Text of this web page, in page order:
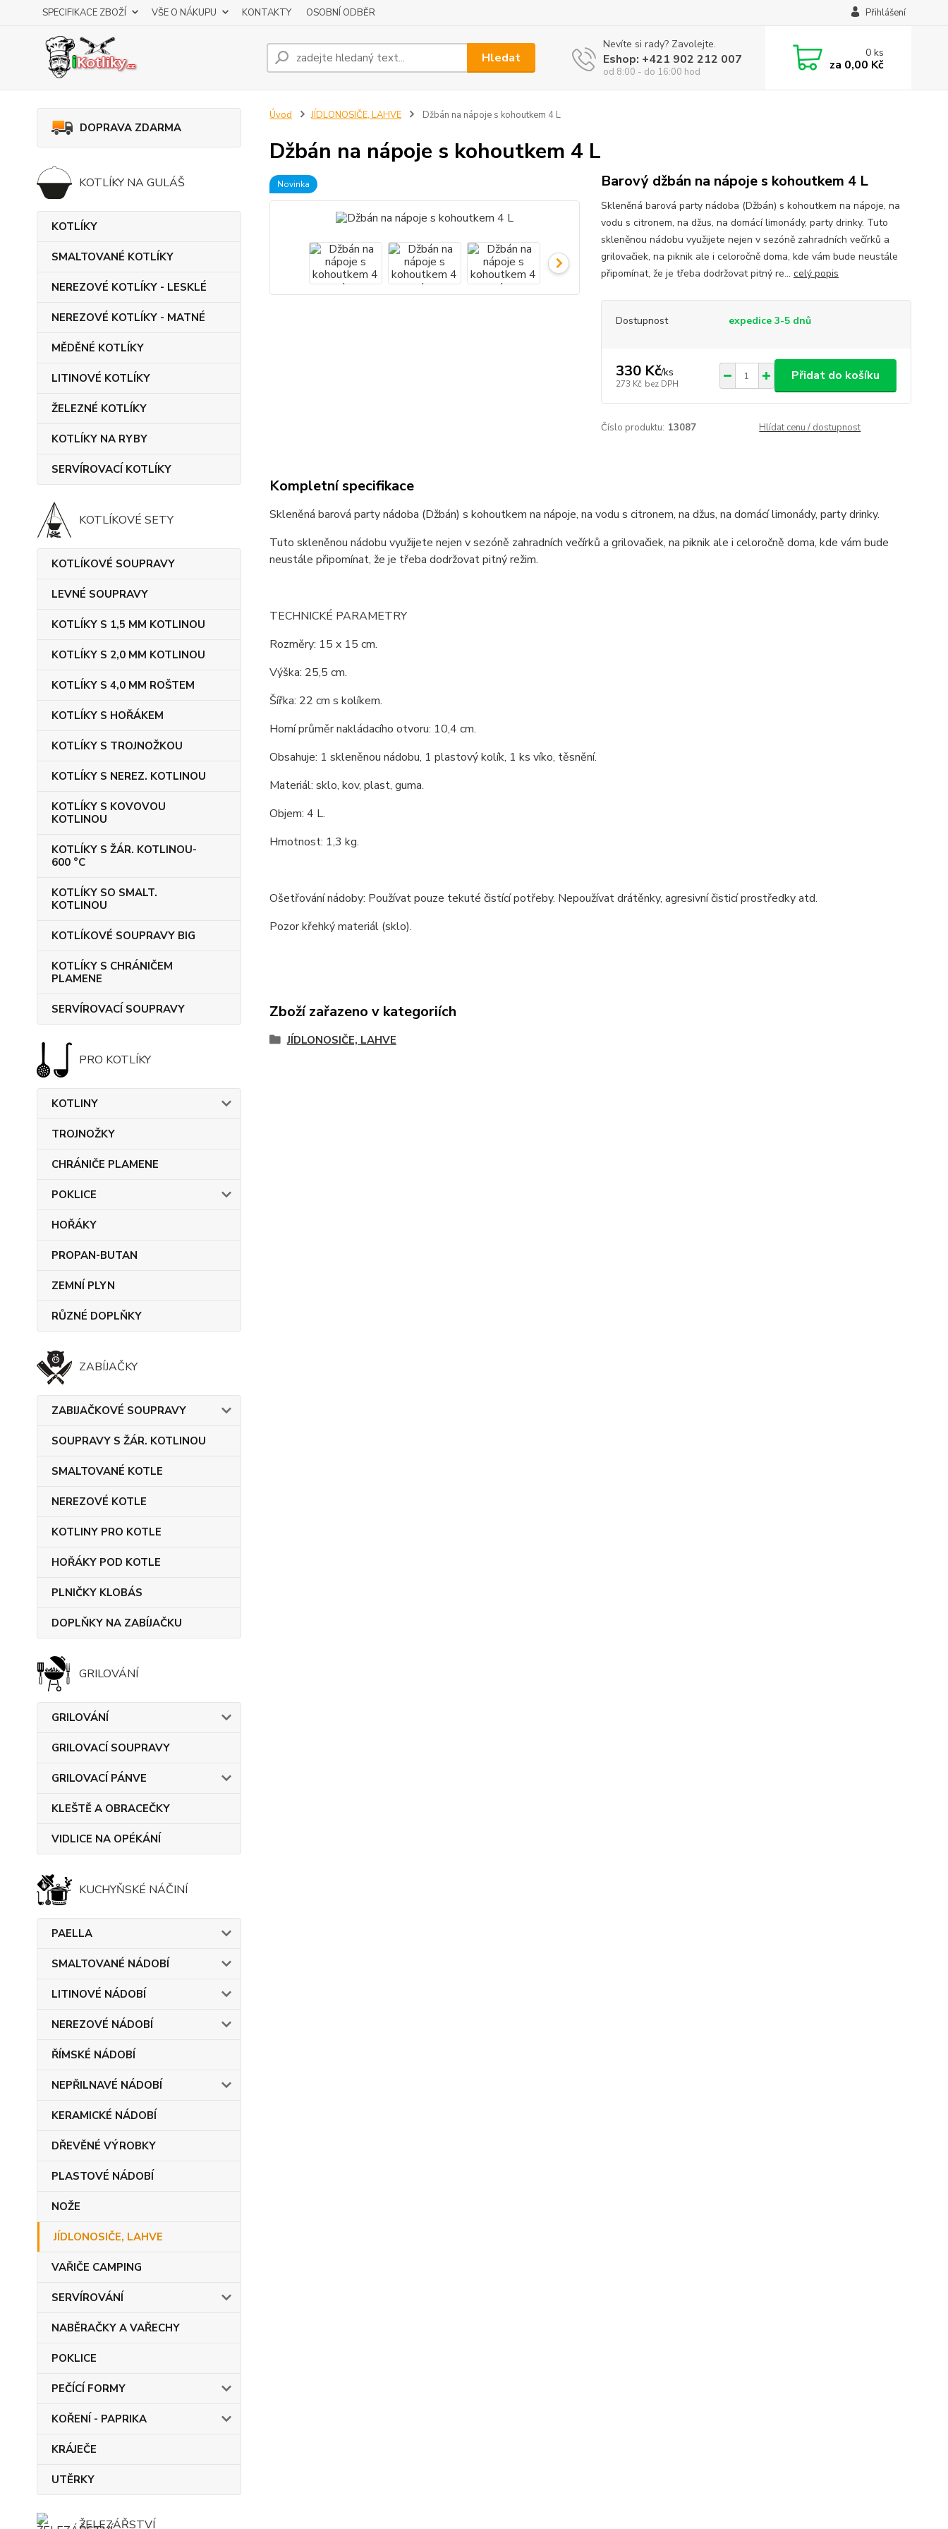
SPECIFIKACE ZBOŽÍ VŠE O NÁKUPU KONTAKTY OSOBNÍ ODBĚR Přihlášení
Hledat
Nevíte si rady? Zavolejte.
Eshop: +421 902 212 007
od 8:00 - do 16:00 hod
0ks
za 0,00 Kč
DOPRAVA ZDARMA
KOTLÍKY NA GULÁŠ
KOTLÍKY
SMALTOVANÉ KOTLÍKY
NEREZOVÉ KOTLÍKY - LESKLÉ
NEREZOVÉ KOTLÍKY - MATNÉ
MĚDĚNÉ KOTLÍKY
LITINOVÉ KOTLÍKY
ŽELEZNÉ KOTLÍKY
KOTLÍKY NA RYBY
SERVÍROVACÍ KOTLÍKY
KOTLÍKOVÉ SETY
KOTLÍKOVÉ SOUPRAVY
LEVNÉ SOUPRAVY
KOTLÍKY S 1,5 MM KOTLINOU
KOTLÍKY S 2,0 MM KOTLINOU
KOTLÍKY S 4,0 MM ROŠTEM
KOTLÍKY S HOŘÁKEM
KOTLÍKY S TROJNOŽKOU
KOTLÍKY S NEREZ. KOTLINOU
KOTLÍKY S KOVOVOU
KOTLINOU
KOTLÍKY S ŽÁR. KOTLINOU-
600 °C
KOTLÍKY SO SMALT.
KOTLINOU
KOTLÍKOVÉ SOUPRAVY BIG
KOTLÍKY S CHRÁNIČEM
PLAMENE
SERVÍROVACÍ SOUPRAVY
PRO KOTLÍKY
KOTLINY
TROJNOŽKY
CHRÁNIČE PLAMENE
POKLICE
HOŘÁKY
PROPAN-BUTAN
ZEMNÍ PLYN
RŮZNÉ DOPLŇKY
ZABÍJAČKY
ZABIJAČKOVÉ SOUPRAVY
SOUPRAVY S ŽÁR. KOTLINOU
SMALTOVANÉ KOTLE
NEREZOVÉ KOTLE
KOTLINY PRO KOTLE
HOŘÁKY POD KOTLE
PLNIČKY KLOBÁS
DOPLŇKY NA ZABÍJAČKU
GRILOVÁNÍ
GRILOVÁNÍ
GRILOVACÍ SOUPRAVY
GRILOVACÍ PÁNVE
KLEŠTĚ A OBRACEČKY
VIDLICE NA OPÉKÁNÍ
KUCHYŇSKÉ NÁČINÍ
PAELLA
SMALTOVANÉ NÁDOBÍ
LITINOVÉ NÁDOBÍ
NEREZOVÉ NÁDOBÍ
ŘÍMSKÉ NÁDOBÍ
NEPŘILNAVÉ NÁDOBÍ
KERAMICKÉ NÁDOBÍ
DŘEVĚNÉ VÝROBKY
PLASTOVÉ NÁDOBÍ
NOŽE
JÍDLONOSIČE, LAHVE
VAŘIČE CAMPING
SERVÍROVÁNÍ
NABĚRAČKY A VAŘECHY
POKLICE
PEČÍCÍ FORMY
KOŘENÍ - PAPRIKA
KRÁJEČE
UTĚRKY
ŽELEZÁŘSTVÍ
Úvod JÍDLONOSIČE, LAHVE Džbán na nápoje s kohoutkem 4 L
Džbán na nápoje s kohoutkem 4 L
Novinka Barový džbán na nápoje s kohoutkem 4 L
Skleněná barová party nádoba (Džbán) s kohoutkem na nápoje, na
vodu s citronem, na džus, na domácí limonády, party drinky. Tuto
skleněnou nádobu využijete nejen v sezóně zahradních večírků a
grilovačiek, na piknik ale i celoročně doma, kde vám bude neustále
připomínat, že je třeba dodržovat pitný re... celý popis
Dostupnost expedice 3-5 dnů
330 Kč/ks
273 Kč bez DPH
Přidat do košíku
Číslo produktu: 13087 Hlídat cenu / dostupnost
Kompletní specifikace
Skleněná barová party nádoba (Džbán) s kohoutkem na nápoje, na vodu s citronem, na džus, na domácí limonády, party drinky.
Tuto skleněnou nádobu využijete nejen v sezóně zahradních večírků a grilovačiek, na piknik ale i celoročně doma, kde vám bude
neustále připomínat, že je třeba dodržovat pitný režim.
TECHNICKÉ PARAMETRY
Rozměry: 15 x 15 cm.
Výška: 25,5 cm.
Šířka: 22 cm s kolíkem.
Horní průměr nakládacího otvoru: 10,4 cm.
Obsahuje: 1 skleněnou nádobu, 1 plastový kolík, 1 ks víko, těsnění.
Materiál: sklo, kov, plast, guma.
Objem: 4 L.
Hmotnost: 1,3 kg.
Ošetřování nádoby: Používat pouze tekuté čistící potřeby. Nepoužívat drátěnky, agresivní čisticí prostředky atd.
Pozor křehký materiál (sklo).
Zboží zařazeno v kategoriích
JÍDLONOSIČE, LAHVE